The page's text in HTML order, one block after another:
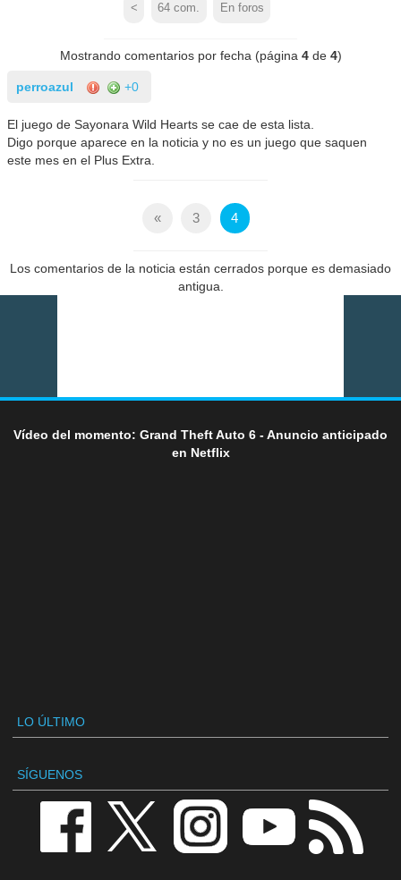
< 64 com. En foros
Mostrando comentarios por fecha (página 4de 4)
perroazul +0
El juego de Sayonara Wild Hearts se cae de esta lista.
Digo porque aparece en la noticia y no es un juego que saquen
este mes en el Plus Extra.
« 3 4
Los comentarios de la noticia están cerrados porque es demasiado
antigua.
Vídeo del momento: Grand Theft Auto 6 - Anuncio anticipado
en Netflix
LO ÚLTIMO
SÍGUENOS